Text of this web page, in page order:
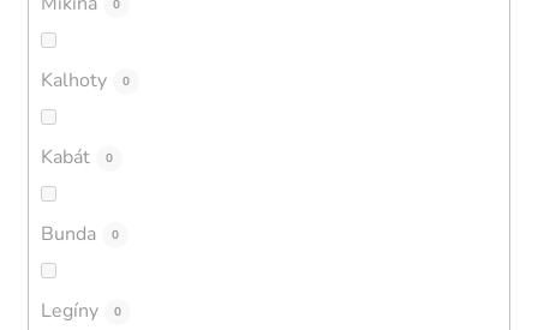
0
Kalhoty 0
Kabát 0
Bunda 0
Legíny 0